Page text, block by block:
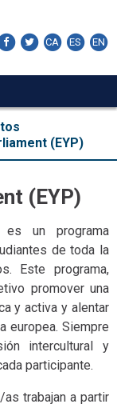
CA ES EN
(EYP)
(EYP)
es un programa
de toda la
Este programa,
promover una
y activa y alentar
europea. Siempre
intercultural y
participante.
trabajan a partir